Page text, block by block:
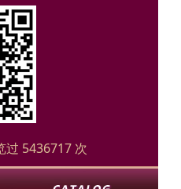
过 5436717 次